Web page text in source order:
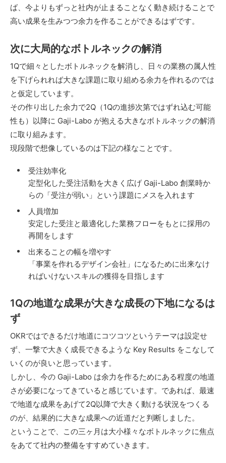
ば、今よりもずっと社内が止まることなく動き続けることで
高い成果を生みつつ余力を作ることができるはずです。
次に大局的なボトルネックの解消
1Qで細々としたボトルネックを解消し、日々の業務の属人性
を下げられれば大きな課題に取り組める余力を作れるのでは
と仮定しています。
その作り出した余力で2Q（1Qの進捗次第ではずれ込む可能
性も）以降に Gaji-Labo が抱える大きなボトルネックの解消
に取り組みます。
現段階で想像しているのは下記の様なことです。
受注効率化
定型化した受注活動を大きく広げ Gaji-Labo 創業時か
らの「受注が弱い」という課題にメスを入れます
人員増加
安定した受注と最適化した業務フローをもとに採用の
再開をします
出来ることの幅を増やす
「事業を作れるデザイン会社」になるために出来なけ
ればいけないスキルの獲得を目指します
1Qの地道な成果が大きな成長の下地になるは
ず
OKRではできるだけ地道にコツコツというテーマは設定せ
ず、一撃で大きく成長できるような Key Results をこなして
いくのが良いと思っています。
しかし、今の Gaji-Labo は余力を作るためにある程度の地道
さが必要になってきていると感じています。であれば、最速
で地道な成果をあげて2Q以降で大きく動ける状況をつくる
のが、結果的に大きな成果への近道だと判断しました。
ということで、この三ヶ月は大小様々なボトルネックに焦点
をあてて社内の整備をすすめていきます。